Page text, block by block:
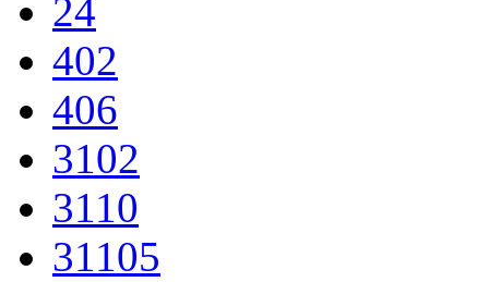
24
402
406
3102
3110
31105